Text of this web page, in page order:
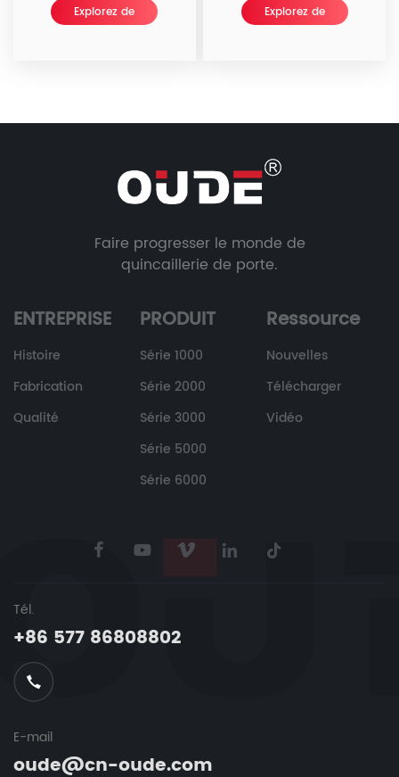
Explorez de
Explorez de
Faire progresser le monde de
quincaillerie de porte.
ENTREPRISE
Histoire
Fabrication
Qualité
PRODUIT
Série 1000
Série 2000
Série 3000
Série 5000
Série 6000
Ressource
Nouvelles
Télécharger
Vidéo
Tél.
+86 577 86808802
E-mail
oude@cn-oude.com